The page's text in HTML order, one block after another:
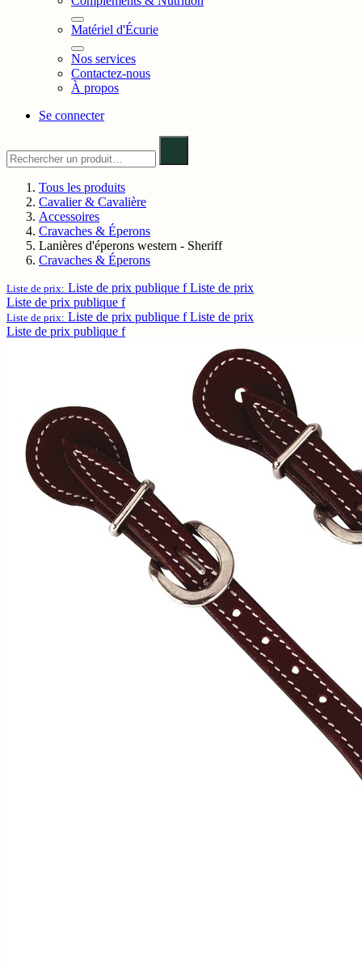
Matériel d'Écurie
Nos services
Contactez-nous
À propos
Se connecter
Tous les produits
Cavalier & Cavalière
Accessoires
Cravaches & Éperons
Lanières d'éperons western - Sheriff
Cravaches & Éperons
Liste de prix: Liste de prix publique f Liste de prix
Liste de prix publique f
Liste de prix: Liste de prix publique f Liste de prix
Liste de prix publique f